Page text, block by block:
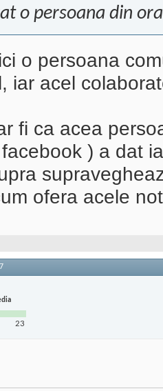
o persoana din
o persoana
iar acel
fi ca acea
) a dat
ofera acele
23